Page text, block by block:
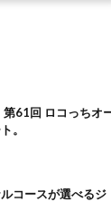
61回 ロコっちオ
。
コースが選べるジ